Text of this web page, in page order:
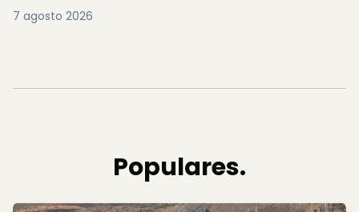
7 agosto 2026
Populares.